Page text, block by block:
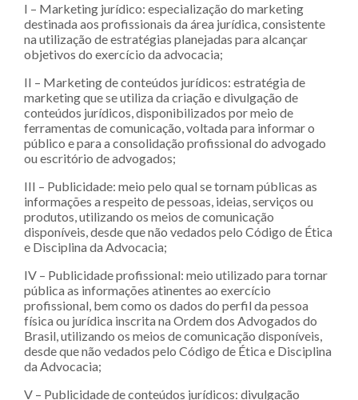
I – Marketing jurídico: especialização do marketing
destinada aos profissionais da área jurídica, consistente
na utilização de estratégias planejadas para alcançar
objetivos do exercício da advocacia;
II – Marketing de conteúdos jurídicos: estratégia de
marketing que se utiliza da criação e divulgação de
conteúdos jurídicos, disponibilizados por meio de
ferramentas de comunicação, voltada para informar o
público e para a consolidação profissional do advogado
ou escritório de advogados;
III – Publicidade: meio pelo qual se tornam públicas as
informações a respeito de pessoas, ideias, serviços ou
produtos, utilizando os meios de comunicação
disponíveis, desde que não vedados pelo Código de Ética
e Disciplina da Advocacia;
IV – Publicidade profissional: meio utilizado para tornar
pública as informações atinentes ao exercício
profissional, bem como os dados do perfil da pessoa
física ou jurídica inscrita na Ordem dos Advogados do
Brasil, utilizando os meios de comunicação disponíveis,
desde que não vedados pelo Código de Ética e Disciplina
da Advocacia;
V – Publicidade de conteúdos jurídicos: divulgação